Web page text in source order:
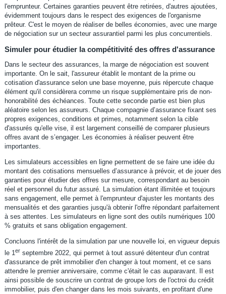
l'emprunteur. Certaines garanties peuvent être retirées, d'autres ajoutées,
évidemment toujours dans le respect des exigences de l'organisme
prêteur. C'est le moyen de réaliser de belles économies, avec une marge
de négociation sur un secteur assurantiel parmi les plus concurrentiels.
Simuler pour étudier la compétitivité des offres d'assurance
Dans le secteur des assurances, la marge de négociation est souvent
importante. On le sait, l'assureur établit le montant de la prime ou
cotisation d'assurance selon une base moyenne, puis répercute chaque
élément qu'il considèrera comme un risque supplémentaire pris de non-
honorabilité des échéances. Toute cette seconde partie est bien plus
aléatoire selon les assureurs. Chaque compagnie d’assurance fixant ses
propres exigences, conditions et primes, notamment selon la cible
d'assurés qu'elle vise, il est largement conseillé de comparer plusieurs
offres avant de s’engager. Les économies à réaliser peuvent être
importantes.
Les simulateurs accessibles en ligne permettent de se faire une idée du
montant des cotisations mensuelles d’assurance à prévoir, et de jouer des
garanties pour étudier des offres sur mesure, correspondant au besoin
réel et personnel du futur assuré. La simulation étant illimitée et toujours
sans engagement, elle permet à l'emprunteur d'ajuster les montants des
mensualités et des garanties jusqu'à obtenir l'offre répondant parfaitement
à ses attentes. Les simulateurs en ligne sont des outils numériques 100
% gratuits et sans obligation engagement.
Concluons l'intérêt de la simulation par une nouvelle loi, en vigueur depuis
le 1er septembre 2022, qui permet à tout assuré détenteur d'un contrat
d'assurance de prêt immobilier d'en changer à tout moment, et ce sans
attendre le premier anniversaire, comme c'était le cas auparavant. Il est
ainsi possible de souscrire un contrat de groupe lors de l'octroi du crédit
immobilier, puis d'en changer dans les mois suivants, en profitant d'une